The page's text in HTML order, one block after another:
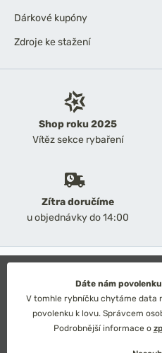
Shop roku 2025
Vítěz sekce rybaření
Zítra doručíme
u objednávky do 14:00
Dárkové kupóny
Zdroje ke stažení
Obchodní
Ochrana
Technické
Strategický
Dáte nám
V tomhle rybníčku chytáme data
povolenku k lovu. Správcem
Podrobnější informace o